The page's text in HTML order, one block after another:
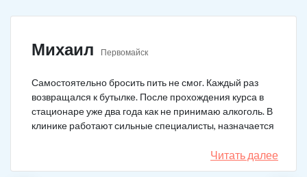
Михаил Первомайск
Самостоятельно бросить пить не смог. Каждый раз
возвращался к бутылке. После прохождения курса в
стационаре уже два года как не принимаю алкоголь. В
клинике работают сильные специалисты, назначается
Читать далее